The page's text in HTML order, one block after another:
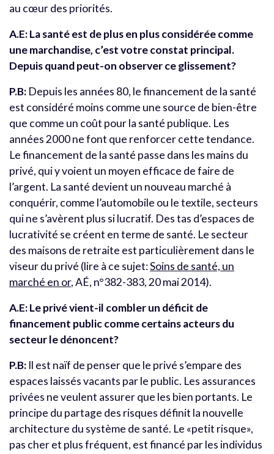
au cœur des priorités.
A.E: La santé est de plus en plus considérée comme
une marchandise, c’est votre constat principal.
Depuis quand peut-on observer ce glissement?
P.B: Depuis les années 80, le financement de la santé
est considéré moins comme une source de bien-être
que comme un coût pour la santé publique. Les
années 2000 ne font que renforcer cette tendance.
Le financement de la santé passe dans les mains du
privé, qui y voient un moyen efficace de faire de
l’argent. La santé devient un nouveau marché à
conquérir, comme l’automobile ou le textile, secteurs
qui ne s’avèrent plus si lucratif. Des tas d’espaces de
lucrativité se créent en terme de santé. Le secteur
des maisons de retraite est particulièrement dans le
viseur du privé (lire à ce sujet:Soins de santé, un
marché en or, AÉ, n°382-383, 20 mai 2014).
A.E: Le privé vient-il combler un déficit de
financement public comme certains acteurs du
secteur le dénoncent?
P.B: Il est naïf de penser que le privé s’empare des
espaces laissés vacants par le public. Les assurances
privées ne veulent assurer que les bien portants. Le
principe du partage des risques définit la nouvelle
architecture du système de santé. Le «petit risque»,
pas cher et plus fréquent, est financé par les individus